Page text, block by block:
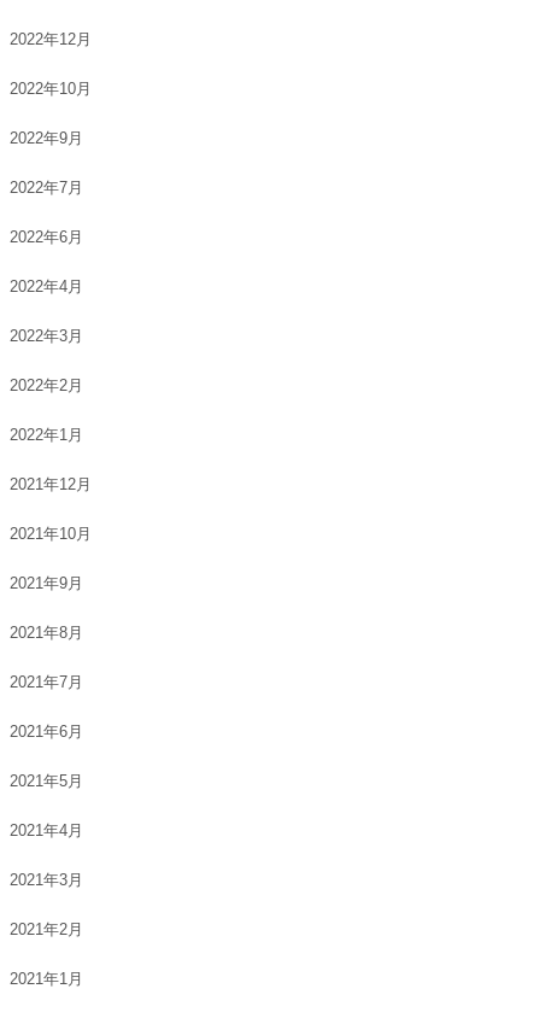
2022年12月
2022年10月
2022年9月
2022年7月
2022年6月
2022年4月
2022年3月
2022年2月
2022年1月
2021年12月
2021年10月
2021年9月
2021年8月
2021年7月
2021年6月
2021年5月
2021年4月
2021年3月
2021年2月
2021年1月